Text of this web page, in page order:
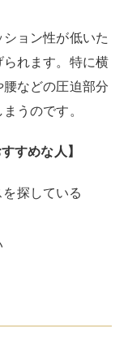
圧分散や姿勢保
。厚さ10～19セン
み込み、背骨や
の緊張が緩和さ
素材を使ってい
性や通気性があ